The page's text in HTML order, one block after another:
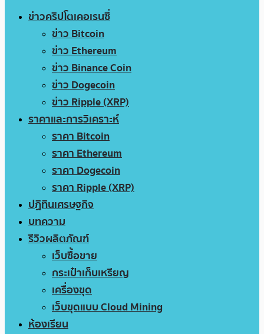
ข่าวคริปโตเคอเรนซี่
ข่าว Bitcoin
ข่าว Ethereum
ข่าว Binance Coin
ข่าว Dogecoin
ข่าว Ripple (XRP)
ราคาและการวิเคราะห์
ราคา Bitcoin
ราคา Ethereum
ราคา Dogecoin
ราคา Ripple (XRP)
ปฏิทินเศรษฐกิจ
บทความ
รีวิวผลิตภัณฑ์
เว็บซื้อขาย
กระเป๋าเก็บเหรียญ
เครื่องขุด
เว็บขุดแบบ Cloud Mining
ห้องเรียน